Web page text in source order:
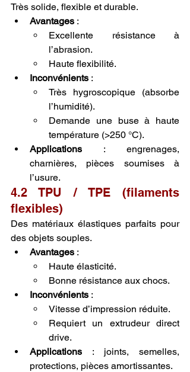
Très solide, flexible et durable.
Avantages :
Excellente résistance à
l’abrasion.
Haute flexibilité.
Inconvénients :
Très hygroscopique (absorbe
l’humidité).
Demande une buse à haute
température (>250 °C).
Applications : engrenages,
charnières, pièces soumises à
l’usure.
4.2 TPU / TPE (filaments
flexibles)
Des matériaux élastiques parfaits pour
des objets souples.
Avantages :
Haute élasticité.
Bonne résistance aux chocs.
Inconvénients :
Vitesse d’impression réduite.
Requiert un extrudeur direct
drive.
Applications : joints, semelles,
protections, pièces amortissantes.